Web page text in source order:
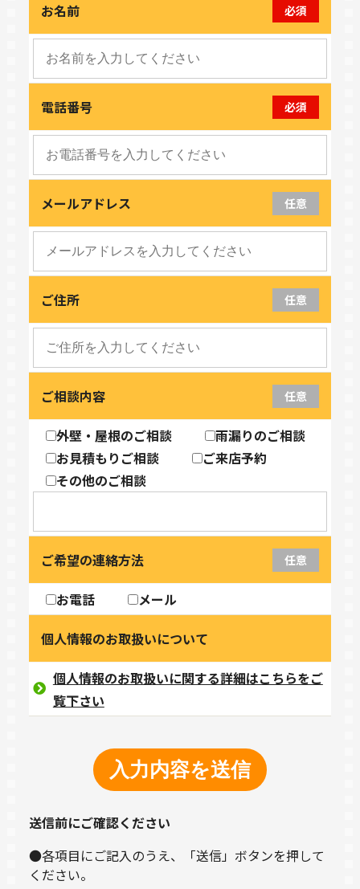
お名前 必須
電話番号 必須
メールアドレス 任意
ご住所 任意
ご相談内容 任意
外壁・屋根のご相談
雨漏りのご相談
お見積もりご相談
ご来店予約
その他のご相談
ご希望の連絡方法 任意
お電話 メール
個人情報のお取扱いについて
個人情報のお取扱いに関する詳細はこちらをご
覧下さい
送信前にご確認ください
●各項目にご記入のうえ、「送信」ボタンを押して
ください。